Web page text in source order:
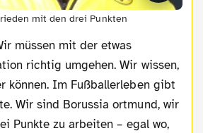
mit den drei Punkten
müssen mit der etwas
richtig umgehen. Wir wissen,
können. Im Fußballerleben gibt
Wir sind Borussia ortmund, wir
Punkte zu arbeiten – egal wo,